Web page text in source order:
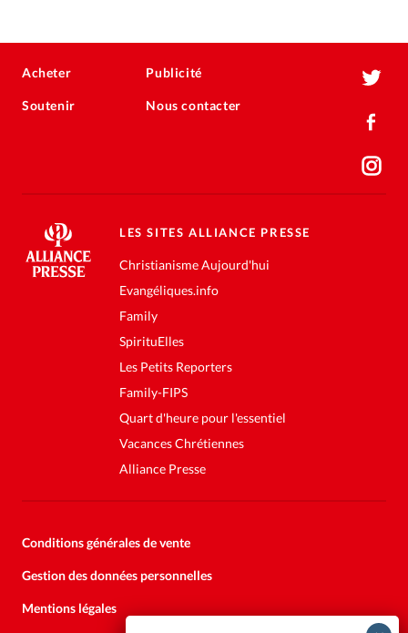
Acheter
Soutenir
Publicité
Nous contacter
LES SITES ALLIANCE PRESSE
Christianisme Aujourd'hui
Evangéliques.info
Family
SpirituElles
Les Petits Reporters
Family-FIPS
Quart d'heure pour l'essentiel
Vacances Chrétiennes
Alliance Presse
Conditions générales de vente
Gestion des données personnelles
Mentions légales